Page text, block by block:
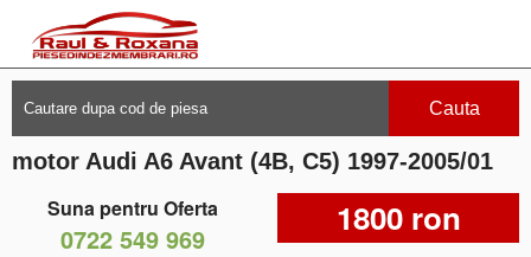
Cauta
motor Audi A6 Avant (4B, C5) 1997-2005/01
Suna pentru Oferta
0722 549 969 1800 ron